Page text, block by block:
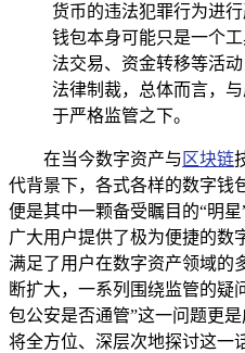
货币的违法犯罪行为进
钱包本身可能只是一个
法交易、资金转移等活
法律制裁，总体而言，
于严格监管之下。
在当今数字资产与 区块链
代背景下，各式各样的数字钱
便是其中一颗备受瞩目的“明
广大用户提供了极为便捷的数
满足了用户在数字资产领域的
断扩大，一系列围绕监管的疑
包公安是否通管”这一问题更
将全方位、深层次地探讨这一